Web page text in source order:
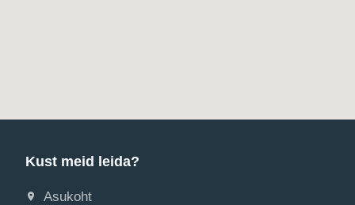
Kust meid leida?
Asukoht